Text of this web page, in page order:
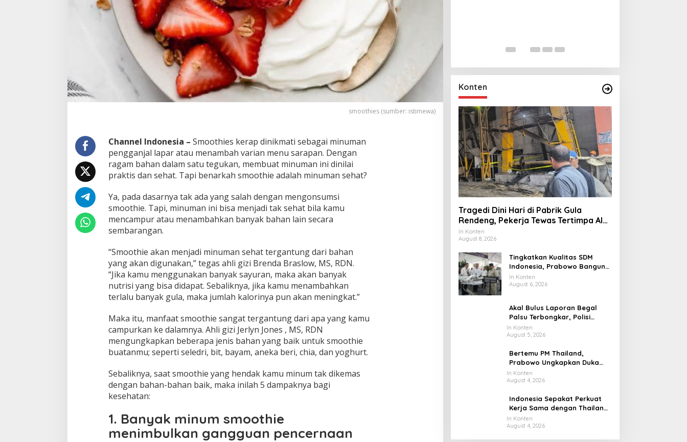
smoothies (sumber: istimewa)
Channel Indonesia – Smoothies kerap dinikmati sebagai minuman
pengganjal lapar atau menambah varian menu sarapan. Dengan
ragam bahan dalam satu tegukan, membuat minuman ini dinilai
praktis dan sehat. Tapi benarkah smoothie adalah minuman sehat?
Ya, pada dasarnya tak ada yang salah dengan mengonsumsi
smoothie. Tapi, minuman ini bisa menjadi tak sehat bila kamu
mencampur atau menambahkan banyak bahan lain secara
sembarangan.
“Smoothie akan menjadi minuman sehat tergantung dari bahan
yang akan digunakan,” tegas ahli gizi Brenda Braslow, MS, RDN.
“Jika kamu menggunakan banyak sayuran, maka akan banyak
nutrisi yang bisa didapat. Sebaliknya, jika kamu menambahkan
terlalu banyak gula, maka jumlah kalorinya pun akan meningkat.”
Maka itu, manfaat smoothie sangat tergantung dari apa yang kamu
campurkan ke dalamnya. Ahli gizi Jerlyn Jones , MS, RDN
mengungkapkan beberapa jenis bahan yang baik untuk smoothie
buatanmu; seperti seledri, bit, bayam, aneka beri, chia, dan yoghurt.
Sebaliknya, saat smoothie yang hendak kamu minum tak dikemas
dengan bahan-bahan baik, maka inilah 5 dampaknya bagi
kesehatan:
1. Banyak minum smoothie
menimbulkan gangguan pencernaan
Konten
Tragedi Dini Hari di Pabrik Gula
Rendeng, Pekerja Tewas Tertimpa Alat
Pengangkat Tebu
In Konten
August 8, 2026
Tingkatkan Kualitas SDM
Indonesia, Prabowo Bangun
Sekolah Unggulan hingga
Undang Universitas Terbaik
In Konten
August 6, 2026
Akal Bulus Laporan Begal
Palsu Terbongkar, Polisi
Ungkap Penggelapan Uang
Perusahaan untuk Crypto
In Konten
August 5, 2026
Bertemu PM Thailand,
Prabowo Ungkapkan Duka
Cita kepada Putri dan
Selamat Ulang Tahun ke Raja
In Konten
August 4, 2026
Indonesia Sepakat Perkuat
Kerja Sama dengan Thailand,
dari Pangan hingga Ekonomi
Digital
In Konten
August 4, 2026